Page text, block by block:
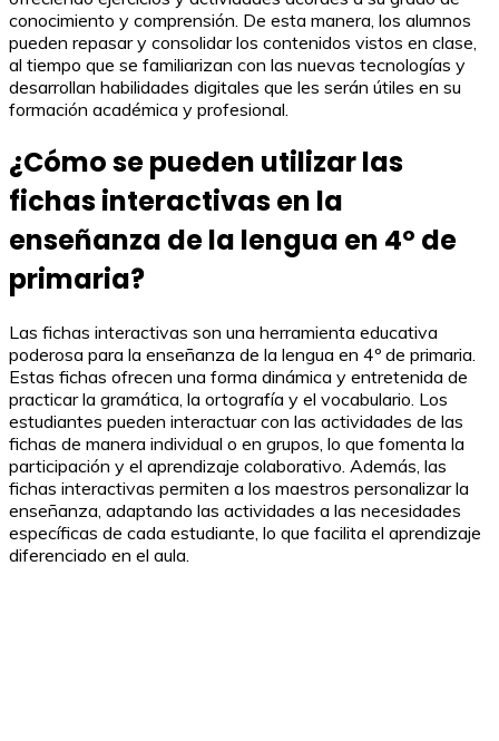
conocimiento y comprensión. De esta manera, los alumnos
pueden repasar y consolidar los contenidos vistos en clase,
al tiempo que se familiarizan con las nuevas tecnologías y
desarrollan habilidades digitales que les serán útiles en su
formación académica y profesional.
¿Cómo se pueden utilizar las
fichas interactivas en la
enseñanza de la lengua en 4º de
primaria?
Las fichas interactivas son una herramienta educativa
poderosa para la enseñanza de la lengua en 4º de primaria.
Estas fichas ofrecen una forma dinámica y entretenida de
practicar la gramática, la ortografía y el vocabulario. Los
estudiantes pueden interactuar con las actividades de las
fichas de manera individual o en grupos, lo que fomenta la
participación y el aprendizaje colaborativo. Además, las
fichas interactivas permiten a los maestros personalizar la
enseñanza, adaptando las actividades a las necesidades
específicas de cada estudiante, lo que facilita el aprendizaje
diferenciado en el aula.